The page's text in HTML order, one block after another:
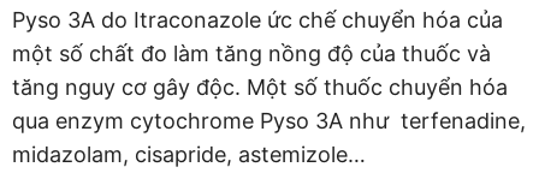
Pyso 3A do Itraconazole ức chế chuyển hóa của
một số chất đo làm tăng nồng độ của thuốc và
tăng nguy cơ gây độc. Một số thuốc chuyển hóa
qua enzym cytochrome Pyso 3A như terfenadine,
midazolam, cisapride, astemizole…